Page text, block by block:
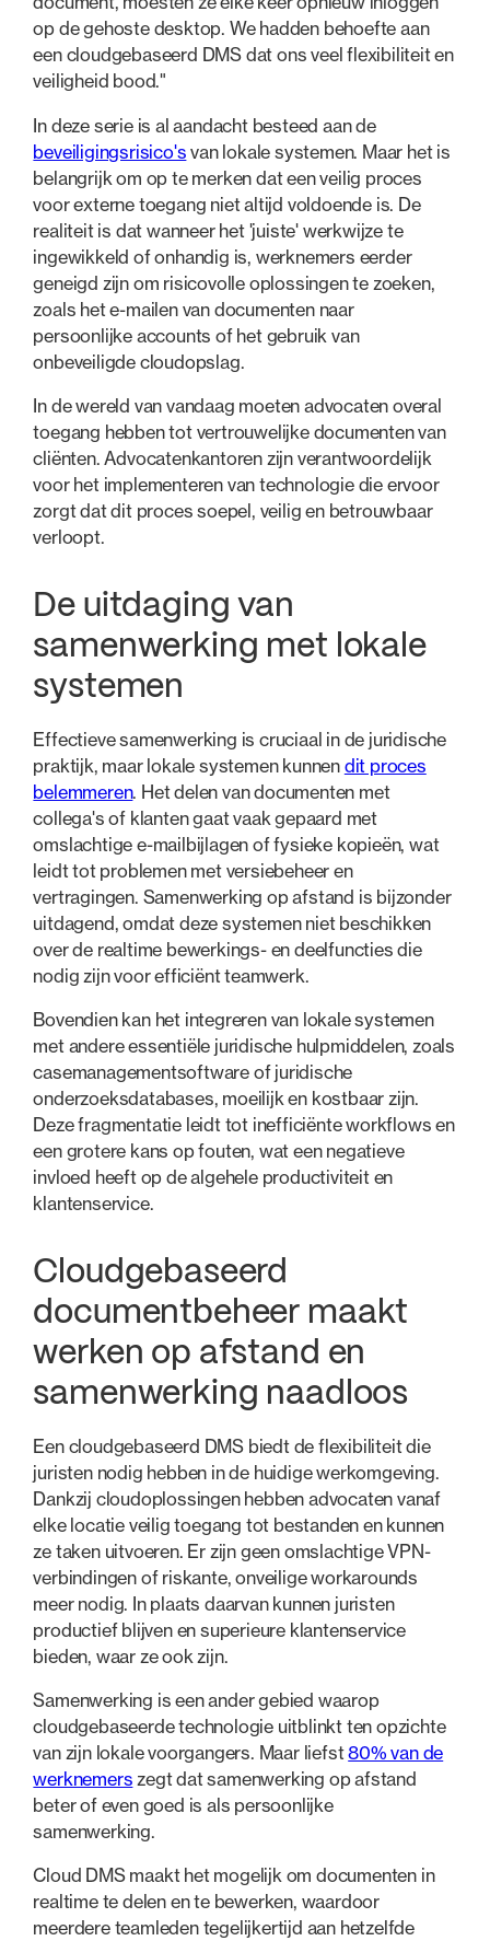
op de gehoste desktop. We hadden behoefte aan
een cloudgebaseerd DMS dat ons veel flexibiliteit en
veiligheid bood."
In deze serie is al aandacht besteed aan de
beveiligingsrisico's van lokale systemen. Maar het is
belangrijk om op te merken dat een veilig proces
voor externe toegang niet altijd voldoende is. De
realiteit is dat wanneer het 'juiste' werkwijze te
ingewikkeld of onhandig is, werknemers eerder
geneigd zijn om risicovolle oplossingen te zoeken,
zoals het e-mailen van documenten naar
persoonlijke accounts of het gebruik van
onbeveiligde cloudopslag.
In de wereld van vandaag moeten advocaten overal
toegang hebben tot vertrouwelijke documenten van
cliënten. Advocatenkantoren zijn verantwoordelijk
voor het implementeren van technologie die ervoor
zorgt dat dit proces soepel, veilig en betrouwbaar
verloopt.
De uitdaging van
samenwerking met lokale
systemen
Effectieve samenwerking is cruciaal in de juridische
praktijk, maar lokale systemen kunnen dit proces
belemmeren. Het delen van documenten met
collega's of klanten gaat vaak gepaard met
omslachtige e-mailbijlagen of fysieke kopieën, wat
leidt tot problemen met versiebeheer en
vertragingen. Samenwerking op afstand is bijzonder
uitdagend, omdat deze systemen niet beschikken
over de realtime bewerkings- en deelfuncties die
nodig zijn voor efficiënt teamwerk.
Bovendien kan het integreren van lokale systemen
met andere essentiële juridische hulpmiddelen, zoals
casemanagementsoftware of juridische
onderzoeksdatabases, moeilijk en kostbaar zijn.
Deze fragmentatie leidt tot inefficiënte workflows en
een grotere kans op fouten, wat een negatieve
invloed heeft op de algehele productiviteit en
klantenservice.
Cloudgebaseerd
documentbeheer maakt
werken op afstand en
samenwerking naadloos
Een cloudgebaseerd DMS biedt de flexibiliteit die
juristen nodig hebben in de huidige werkomgeving.
Dankzij cloudoplossingen hebben advocaten vanaf
elke locatie veilig toegang tot bestanden en kunnen
ze taken uitvoeren. Er zijn geen omslachtige VPN-
verbindingen of riskante, onveilige workarounds
meer nodig. In plaats daarvan kunnen juristen
productief blijven en superieure klantenservice
bieden, waar ze ook zijn.
Samenwerking is een ander gebied waarop
cloudgebaseerde technologie uitblinkt ten opzichte
van zijn lokale voorgangers. Maar liefst80% van de
werknemers zegt dat samenwerking op afstand
beter of even goed is als persoonlijke
samenwerking.
Cloud DMS maakt het mogelijk om documenten in
realtime te delen en te bewerken, waardoor
meerdere teamleden tegelijkertijd aan hetzelfde